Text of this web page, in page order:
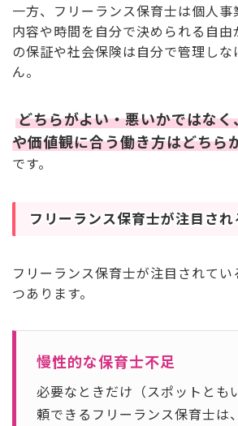
一方、フリーランス保育士は個人事
内容や時間を自分で決められる自由
の保証や社会保険は自分で管理しな
ん。
どちらがよい・悪いかではな
や価値観に合う働き方はどちら
です。
フリーランス保育士が注目され
フリーランス保育士が注目されてい
つあります。
慢性的な保育士不足
必要なときだけ（スポットとも
頼できるフリーランス保育士は